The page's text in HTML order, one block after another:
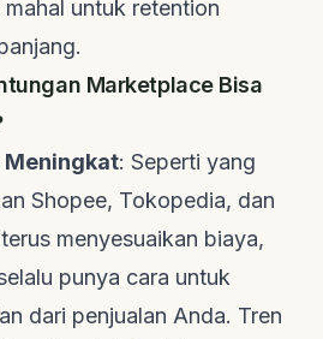
untuk retention
Marketplace Bisa
Meningkat: Seperti yang
Shopee, Tokopedia, dan
menyesuaikan biaya,
punya cara untuk
dari penjualan Anda. Tren